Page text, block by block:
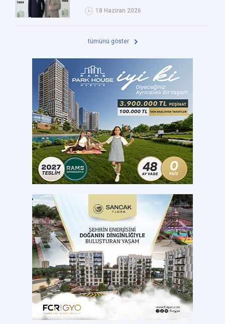
18 Haziran 2026
tümünü göster